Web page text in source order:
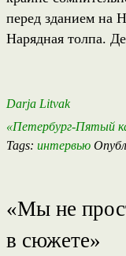
перед зданием на
Нарядная толпа.
Darja Litvak
«Петербург-Пятый
Tags: интервью
«Мы не
в сюжете»